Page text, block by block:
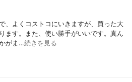
、よくコストコにいきますが、買った大
ます。また、使い勝手がいいです。真ん
がま…続きを見る